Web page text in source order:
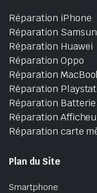
Réparation iPhone
Réparation
Réparation Huawei
Réparation Oppo
Réparation
Réparation
Réparation Batterie
Réparation
Réparation carte
Plan du Site
Smartphone